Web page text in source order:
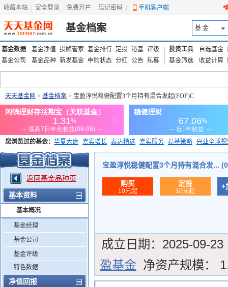
收藏本站 安全登录 免费开户 忘记密码 手机客户端
基金档案 基 金
基金数据 基金净值 投顾管家 基金排行 定投 港基 评级
基金公司
基金品种 新发基金 申购状态 分红 公告 私募
投资工具 自选基金
基金筛选
收益计算
天天基金网 > 基金档案 > 宝盈淳悦稳健配置3个月持有混合发起(FOF)C
您浏览过的基金： 华夏大盘 嘉实增长 泰达精选 嘉实服务 易基策略 兴业全球
添富优势 华安宏利 上证180价值ETF
返回基金品种页
基本资料
基本概况
基金经理
基金公司
基金评级
特色数据
净值回报
宝盈淳悦稳健配置3个月持有混合发...
购买
10元起
定投
10元起
+
成立日期： 2025-09-23
盈基金 净资产规模：